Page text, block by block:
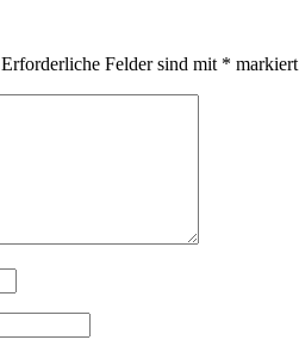
Erforderliche Felder sind mit * markiert